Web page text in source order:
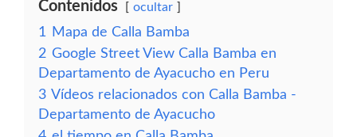
Contenidos ocultar
1
Mapa de Calla Bamba
2 Google Street View Calla Bamba en
Departamento de Ayacucho en Peru
3 Vídeos relacionados con Calla Bamba -
Departamento de Ayacucho